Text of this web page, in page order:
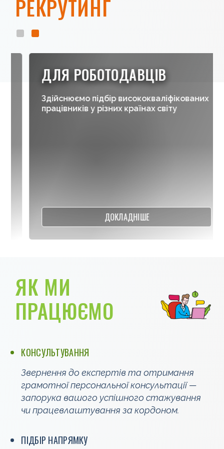
РЕКРУТИНГ
ДЛЯ РОБОТОДАВЦІВ
Здійснюємо підбір висококваліфікованих
працівниківурізних країнах світу
ДОКЛАДНІШЕ
ЯК МИ
ПРАЦЮЄМО
КОНСУЛЬТУВАННЯ
Звернення до експертів та отримання
грамотної персональної консультації —
запорука вашого успішного стажування
чи працевлаштування за кордоном.
ПІДБІР НАПРЯМКУ